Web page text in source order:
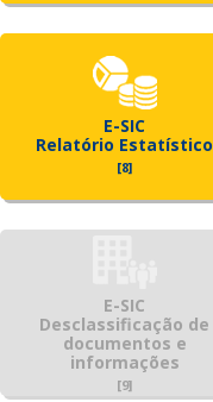
E-SIC
Relatório Estatístico
[8]
E-SIC
Desclassificação de
documentos e
informações
[9]